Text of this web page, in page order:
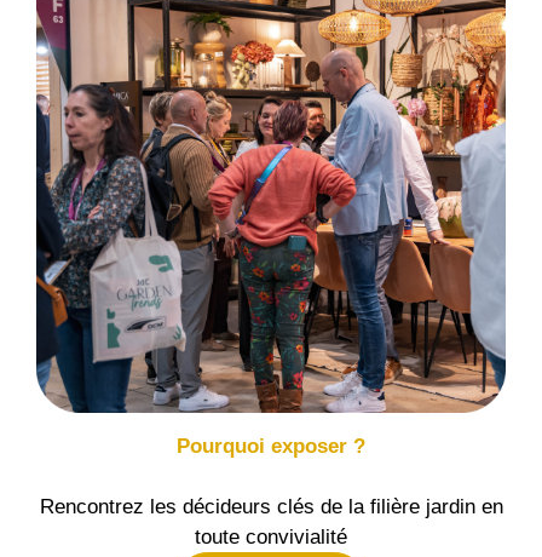
Pourquoi exposer ?
Rencontrez les décideurs clés de la filière jardin en
toute convivialité